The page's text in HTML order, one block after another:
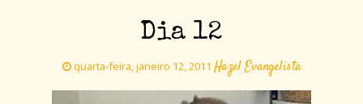
Dia 12
quarta-feira, janeiro 12, 2011 Hazel Evangelista